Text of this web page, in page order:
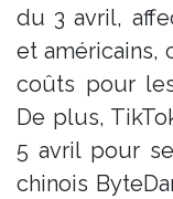
du 3 avril,
et américains,
coûts pour
De plus,
5 avril pour
chinois